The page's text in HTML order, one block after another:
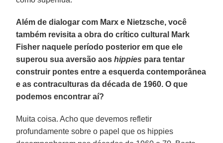
Além de dialogar com Marx e Nietzsche, você
também revisita a obra do crítico cultural Mark
Fisher naquele período posterior em que ele
superou sua aversão aoshippies para tentar
construir pontes entre a esquerda contemporânea
e as contraculturas da década de 1960. O que
podemos encontrar aí?
Muita coisa. Acho que devemos refletir
profundamente sobre o papel que os hippies